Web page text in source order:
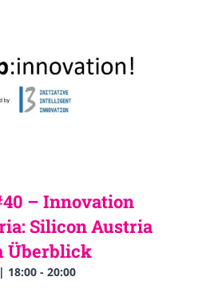
– Innovation
Silicon Austria
Überblick
18:00 - 20:00